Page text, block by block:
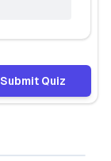
Submit Quiz